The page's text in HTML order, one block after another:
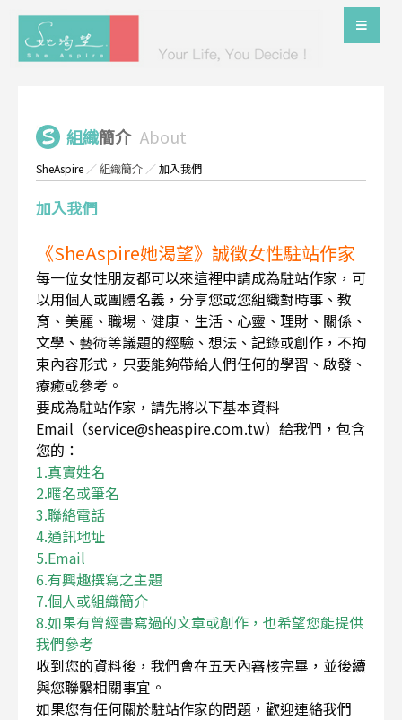
組織簡介 About
SheAspire ／組織簡介 ／加入我們
加入我們
《SheAspire她渴望》誠徵女性駐站作家
每一位女性朋友都可以來這裡申請成為駐站作家，可
以用個人或團體名義，分享您或您組織對時事、教
育、美麗、職場、健康、生活、心靈、理財、關係、
文學、藝術等議題的經驗、想法、記錄或創作，不拘
束內容形式，只要能夠帶給人們任何的學習、啟發、
療癒或參考。
要成為駐站作家，請先將以下基本資料
Email（service@sheaspire.com.tw）給我們，包含
您的：
1.真實姓名
2.暱名或筆名
3.聯絡電話
4.通訊地址
5.Email
6.有興趣撰寫之主題
7.個人或組織簡介
8.如果有曾經書寫過的文章或創作，也希望您能提供
我們參考
收到您的資料後，我們會在五天內審核完畢，並後續
與您聯繫相關事宜。
如果您有任何關於駐站作家的問題，歡迎連絡我們